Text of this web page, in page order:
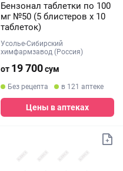
Бензонал таблетки по 100
мг №50 (5 блистеров x 10
таблеток)
Усолье-Сибирский
химфармзавод (Россия)
от 19 700сум
Без рецепта в 121 аптеке
Цены в аптеках